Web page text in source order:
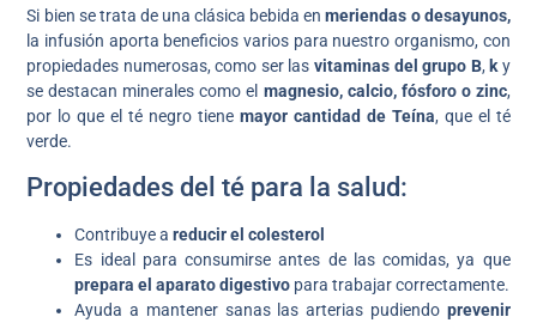
Si bien se trata de una clásica bebida enmeriendas o desayunos,
la infusión aporta beneficios varios para nuestro organismo, con
propiedades numerosas, como ser las vitaminas del grupo B, ky
se destacan minerales como el magnesio, calcio, fósforo o zinc,
por lo que el té negro tiene mayor cantidad de Teína, que el té
verde.
Propiedades del té para la salud:
Contribuye a reducir el colesterol
Es ideal para consumirse antes de las comidas, ya que
prepara el aparato digestivo para trabajar correctamente.
Ayuda a mantener sanas las arterias pudiendo prevenir